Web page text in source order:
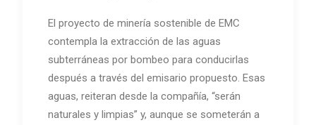
El proyecto de minería sostenible de EMC
contempla la extracción de las aguas
subterráneas por bombeo para conducirlas
después a través del emisario propuesto. Esas
aguas, reiteran desde la compañía, “serán
naturales y limpias” y, aunque se someterán a